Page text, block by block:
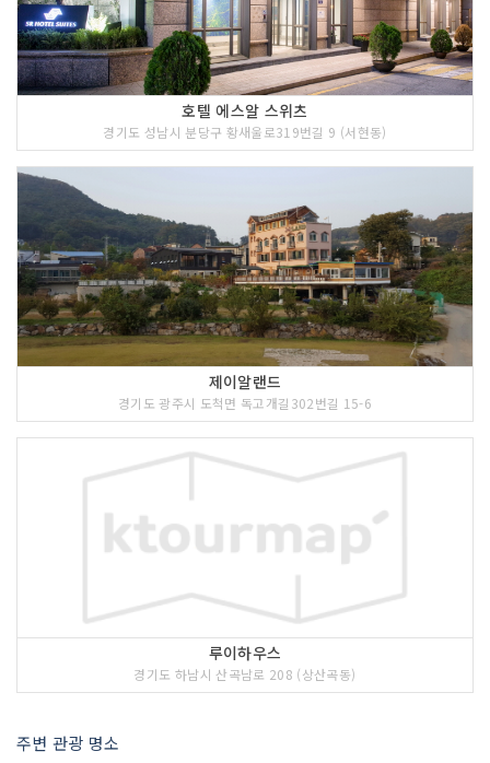
호텔 에스알 스위츠
경기도 성남시 분당구 황새울로319번길 9 (서현동)
제이알랜드
경기도 광주시 도척면 독고개길302번길 15-6
루이하우스
경기도 하남시 산곡남로 208 (상산곡동)
주변 관광 명소